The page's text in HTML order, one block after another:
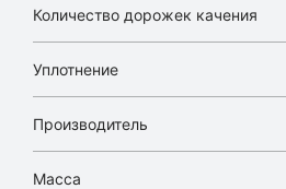
Количество дорожек качения
Уплотнение
Производитель
Масса